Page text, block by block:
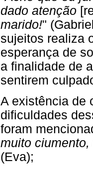
dado atenção
marido!"
sujeitos realiza
esperança de
a finalidade de
sentirem
A existência de
dificuldades
foram
muito
(Eva);